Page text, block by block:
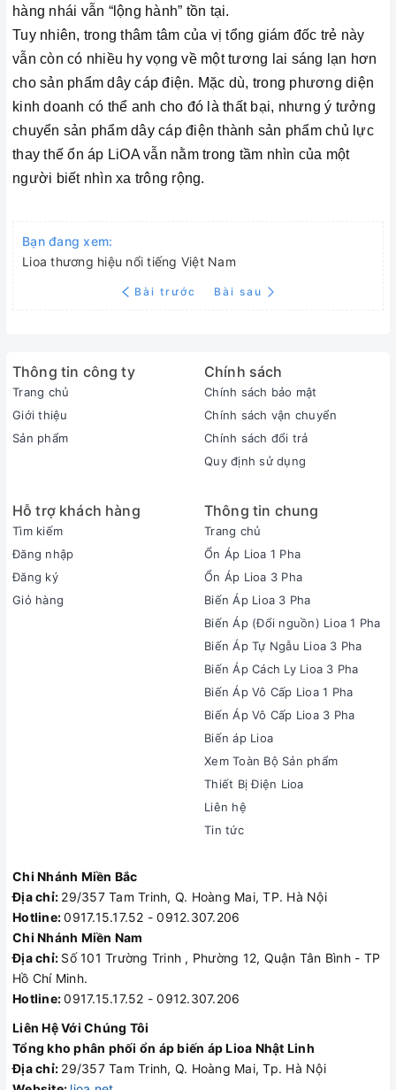
hàng nhái vẫn “lộng hành” tồn tại.
Tuy nhiên, trong thâm tâm của vị tổng giám đốc trẻ này
vẫn còn có nhiều hy vọng về một tương lai sáng lạn hơn
cho sản phẩm dây cáp điện. Mặc dù, trong phương diện
kinh doanh có thể anh cho đó là thất bại, nhưng ý tưởng
chuyển sản phẩm dây cáp điện thành sản phẩm chủ lực
thay thế ổn áp LiOA vẫn nằm trong tầm nhìn của một
người biết nhìn xa trông rộng.
Bạn đang xem:
Lioa thương hiệu nổi tiếng Việt Nam
Bài trước Bài sau
Thông tin công ty
Trang chủ
Giới thiệu
Sản phẩm
Chính sách
Chính sách bảo mật
Chính sách vận chuyển
Chính sách đổi trả
Quy định sử dụng
Hỗ trợ khách hàng
Tìm kiếm
Đăng nhập
Đăng ký
Giỏ hàng
Thông tin chung
Trang chủ
Ổn Áp Lioa 1 Pha
Ổn Áp Lioa 3 Pha
Biến Áp Lioa 3 Pha
Biến Áp (Đổi nguồn) Lioa 1 Pha
Biến Áp Tự Ngẫu Lioa 3 Pha
Biến Áp Cách Ly Lioa 3 Pha
Biến Áp Vô Cấp Lioa 1 Pha
Biến Áp Vô Cấp Lioa 3 Pha
Biến áp Lioa
Xem Toàn Bộ Sản phẩm
Thiết Bị Điện Lioa
Liên hệ
Tin tức
Chi Nhánh Miền Bắc
Địa chỉ: 29/357 Tam Trinh, Q. Hoàng Mai, TP. Hà Nội
Hotline:0917.15.17.52 - 0912.307.206
Chi Nhánh Miền Nam
Địa chỉ: Số 101 Trường Trinh , Phường 12, Quận Tân Bình - TP
Hồ Chí Minh.
Hotline:0917.15.17.52 - 0912.307.206
Liên Hệ Với Chúng Tôi
Tổng kho phân phối ổn áp biến áp Lioa Nhật Linh
Địa chỉ: 29/357 Tam Trinh, Q. Hoàng Mai, Tp. Hà Nội